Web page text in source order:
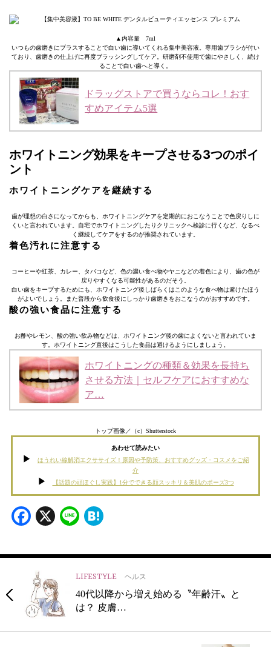
▲内容量 7ml
いつもの歯磨きにプラスすることで白い歯に導いてくれる集中美容液。専用歯ブラシが付い
ており、歯磨きの仕上げに再度ブラッシングしてケア。研磨剤不使用で歯にやさしく、続け
ることで白い歯へと導く。
ドラッグストアで買うならコレ！おす
すめアイテム5選
ホワイトニング効果をキープさせる3つのポイ
ント
ホワイトニングケアを継続する
歯が理想の白さになってからも、ホワイトニングケアを定期的におこなうことで色戻りしに
くいと言われています。自宅でホワイトニングしたりクリニックへ検診に行くなど、なるべ
く継続してケアをするのが推奨されています。
着色汚れに注意する
コーヒーや紅茶、カレー、タバコなど、色の濃い食べ物やヤニなどの着色により、歯の色が
戻りやすくなる可能性があるのだそう。
白い歯をキープするためにも、ホワイトニング後しばらくはこのような食べ物は避けたほう
がよいでしょう。また普段から飲食後にしっかり歯磨きをおこなうのがおすすめです。
酸の強い食品に注意する
お酢やレモン、酸の強い飲み物などは、ホワイトニング後の歯によくないと言われていま
す。ホワイトニング直後はこうした食品は避けるようにしましょう。
ホワイトニングの種類＆効果を長持ち
させる方法｜セルフケアにおすすめな
ア…
トップ画像／（c）Shutterstock
あわせて読みたい
ほうれい線解消エクササイズ！原因や予防策、おすすめグッズ・コスメをご紹
介
【話題の頭ほぐし実践】1分でできる顔スッキリ＆美肌のポーズ3つ
Facebook
X Line
LIFESTYLE ヘルス
40代以降から増え始める〝年齢汗〟と
は？ 皮膚…